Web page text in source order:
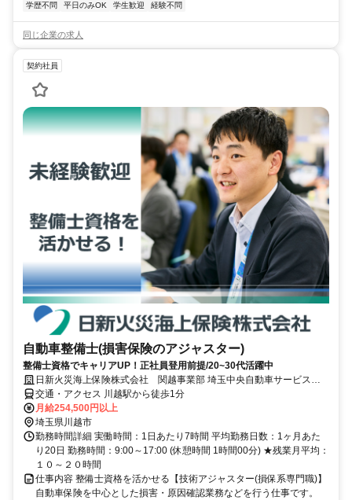
学歴不問
平日のみOK 学生歓迎 経験不問
同じ企業の求人
契約社員
自動車整備士(損害保険のアジャスター)
整備士資格でキャリアUP！正社員登用前提/20~30代活躍中
日新火災海上保険株式会社 関越事業部 埼玉中央自動車サービスグ
ループ 埼玉西サービスセンター
交通・アクセス 川越駅から徒歩1分
月給254,500円以上
埼玉県川越市
勤務時間詳細 実働時間：1日あたり7時間 平均勤務日数：1ヶ月あた
り20日 勤務時間：9:00～17:00 (休憩時間 1時間00分) ★残業月平均：
１０～２０時間
仕事内容 整備士資格を活かせる【技術アジャスター(損保系専門職)】
自動車保険を中心とした損害・原因確認業務などを行う仕事です。